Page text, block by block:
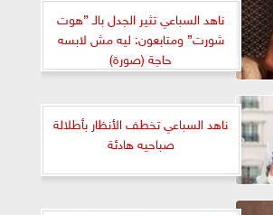
ناهد السباعي تثير الجدل بالـ ”هوت
شورت” ومتابعون: ليه مش لابسه
حاجة (صورة)
ناهد السباعي تخطف الأنظار بأطلالة
صباحيه هادئة